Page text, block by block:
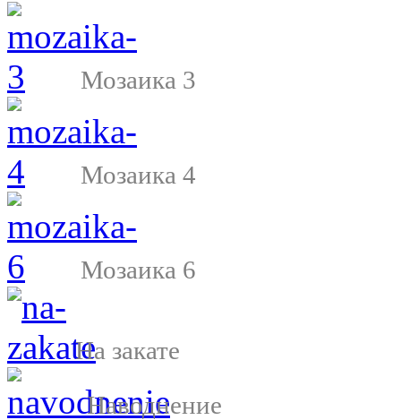
Мозаика 3
Мозаика 4
Мозаика 6
На закате
Наводнение